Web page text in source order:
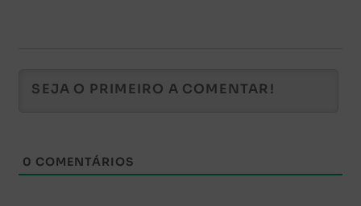
0 COMENTÁRIOS